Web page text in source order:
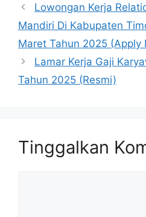
Lowongan Kerja
Mandiri Di Kabupaten
Maret Tahun 2025 (Apply
Lamar Kerja Gaji
Tahun 2025 (Resmi)
Tinggalkan